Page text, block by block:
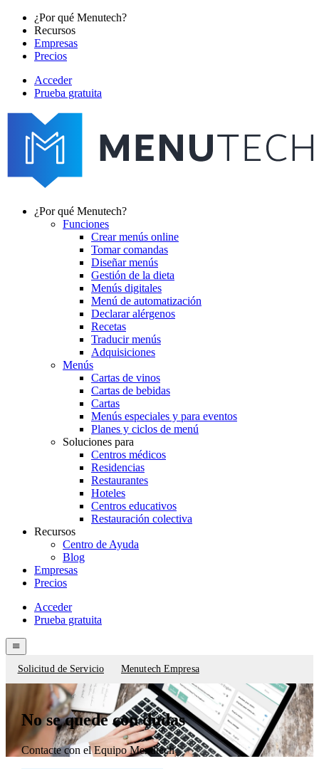
Pasar
contenido
principal
Main
navigation
¿Por qué Menutech?
Recursos
Empresas
Precios
menutech
navigation
Acceder
Prueba gratuita
navigation
¿Por qué Menutech?
Funciones
Crear menús online
Tomar comandas
Diseñar menús
Gestión de la dieta
Menús digitales
Menú de automatización
Declarar alérgenos
Recetas
Traducir menús
Adquisiciones
Menús
Cartas de vinos
Cartas de bebidas
Cartas
Menús especiales y para eventos
Planes y ciclos de menú
Soluciones para
Centros médicos
Residencias
Restaurantes
Hoteles
Centros educativos
Restauración colectiva
Recursos
Centro de Ayuda
Blog
Empresas
Precios
Menutech
navigation
Acceder
Prueba gratuita
menu
Contact
forms
Solicitud de Servicio Menutech Empresa
No se quede con dudas
Contacte con el Equipo Menutech